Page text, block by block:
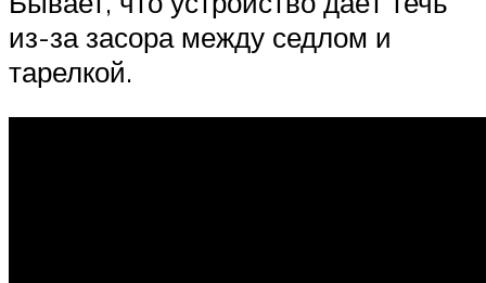
из-за засора между седлом и
тарелкой.